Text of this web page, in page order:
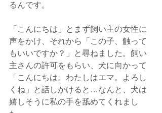
るんです。
「こんにちは」とまず飼い主の女性に
声をかけ、それから「この子、触って
もいいですか？」と尋ねました。飼い
主さんの許可をもらい、犬に向かって
「こんにちは。わたしはエマ。よろし
くね」と話しかけると…なんと、犬は
嬉しそうに私の手を舐めてくれまし